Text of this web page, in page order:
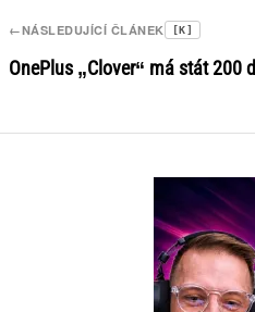
←NÁSLEDUJÍCÍ ČLÁNEK [K]
OnePlus „Clover“ má stát 200